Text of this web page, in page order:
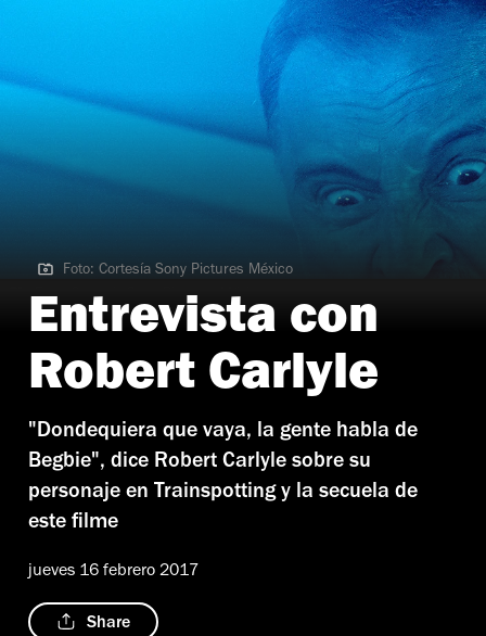
Foto: Cortesía Sony Pictures México
Foto: Cortesía Sony Pictures México
Entrevista con
Robert Carlyle
"Dondequiera que vaya, la gente habla de
Begbie", dice Robert Carlyle sobre su
personaje en Trainspotting y la secuela de
este filme
jueves 16 febrero 2017
Share